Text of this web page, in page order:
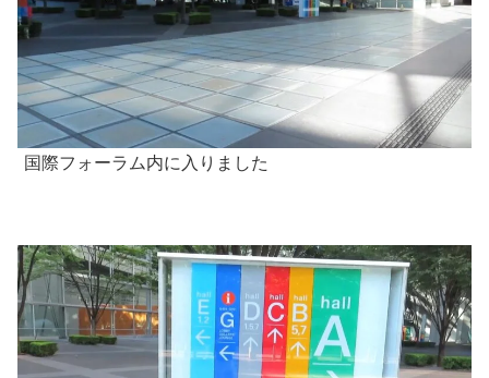
国際フォーラム内に入りました